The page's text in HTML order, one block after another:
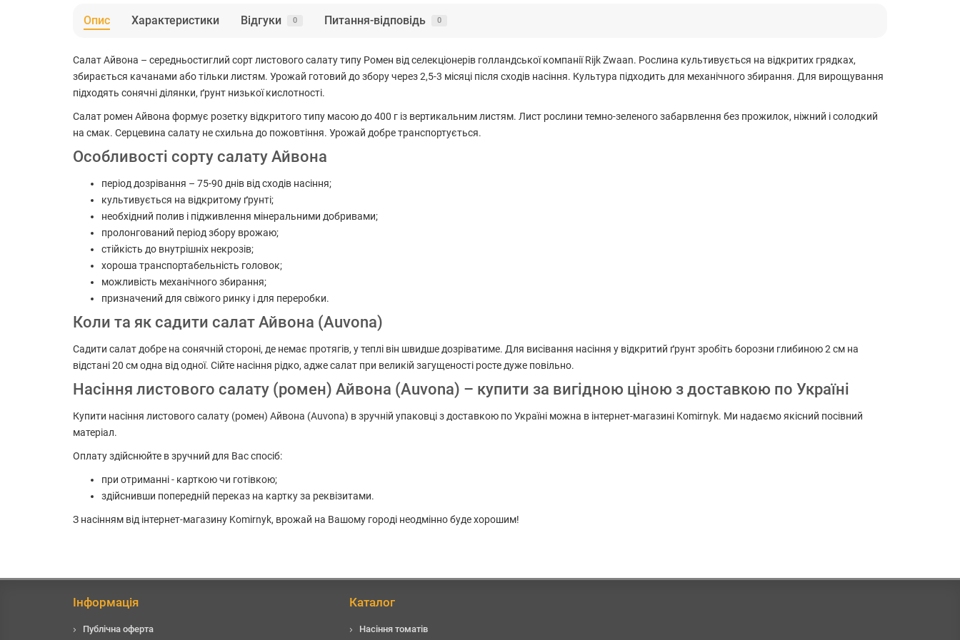
Опис Характеристики Відгуки 0 Питання-відповідь 0
Салат Айвона – середньостиглий сорт листового салату типу Ромен від селекціонерів голландської компанії Rijk Zwaan. Рослина культивується на відкритих грядках,
збирається качанами або тільки листям. Урожай готовий до збору через 2,5-3 місяці після сходів насіння. Культура підходить для механічного збирання. Для вирощування
підходять сонячні ділянки, ґрунт низької кислотності.
Салат ромен Айвона формує розетку відкритого типу масою до 400 г із вертикальним листям. Лист рослини темно-зеленого забарвлення без прожилок, ніжний і солодкий
на смак. Серцевина салату не схильна до пожовтіння. Урожай добре транспортується.
Особливості сорту салату Айвона
період дозрівання – 75-90 днів від сходів насіння;
культивується на відкритому ґрунті;
необхідний полив і підживлення мінеральними добривами;
пролонгований період збору врожаю;
стійкість до внутрішніх некрозів;
хороша транспортабельність головок;
можливість механічного збирання;
призначений для свіжого ринку і для переробки.
Коли та як садити салат Айвона (Auvona)
Садити салат добре на сонячній стороні, де немає протягів, у теплі він швидше дозріватиме. Для висівання насіння у відкритий ґрунт зробіть борозни глибиною 2 см на
відстані 20 см одна від одної. Сійте насіння рідко, адже салат при великій загущеності росте дуже повільно.
Насіння листового салату (ромен) Айвона (Auvona) – купити за вигідною ціною з доставкою по Україні
Купити насіння листового салату (ромен) Айвона (Auvona) в зручній упаковці з доставкою по Україні можна в інтернет-магазині Komirnyk. Ми надаємо якісний посівний
матеріал.
Оплату здійснюйте в зручний для Вас спосіб:
при отриманні - карткою чи готівкою;
здійснивши попередній переказ на картку за реквізитами.
З насінням від інтернет-магазину Komirnyk, врожай на Вашому городі неодмінно буде хорошим!
Інформація
Публічна оферта
Каталог
Насіння томатів